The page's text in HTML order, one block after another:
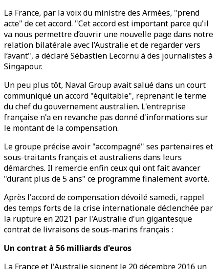
La France, par la voix du ministre des Armées, "prend
acte" de cet accord. "Cet accord est important parce qu'il
va nous permettre d’ouvrir une nouvelle page dans notre
relation bilatérale avec l’Australie et de regarder vers
l’avant", a déclaré Sébastien Lecornu à des journalistes à
Singapour.
Un peu plus tôt, Naval Group avait salué dans un court
communiqué un accord "équitable", reprenant le terme
du chef du gouvernement australien. L'entreprise
française n'a en revanche pas donné d'informations sur
le montant de la compensation.
Le groupe précise avoir "accompagné" ses partenaires et
sous-traitants français et australiens dans leurs
démarches. Il remercie enfin ceux qui ont fait avancer
"durant plus de 5 ans" ce programme finalement avorté.
Après l'accord de compensation dévoilé samedi, rappel
des temps forts de la crise internationale déclenchée par
la rupture en 2021 par l'Australie d'un gigantesque
contrat de livraisons de sous-marins français :
Un contrat à 56 milliards d'euros
La France et l'Australie signent le 20 décembre 2016 un